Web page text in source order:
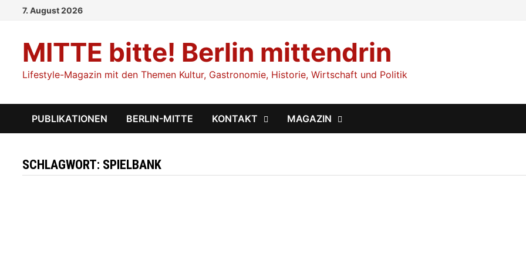
7. August 2026
MITTE bitte! Berlin mittendrin
Lifestyle-Magazin mit den Themen Kultur, Gastronomie, Historie, Wirtschaft und Politik
PUBLIKATIONEN BERLIN-MITTE KONTAKT MAGAZIN
SCHLAGWORT: SPIELBANK